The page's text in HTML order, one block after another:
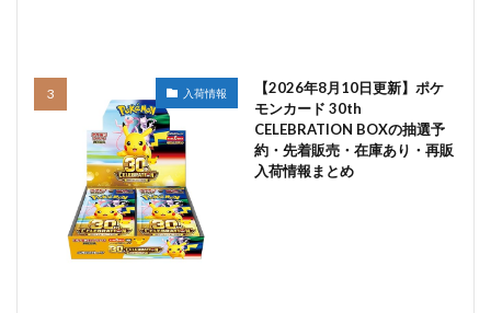
入荷情報
【2026年8月10日更新】ポケ
モンカード 30th
CELEBRATION BOXの抽選予
約・先着販売・在庫あり・再販
入荷情報まとめ